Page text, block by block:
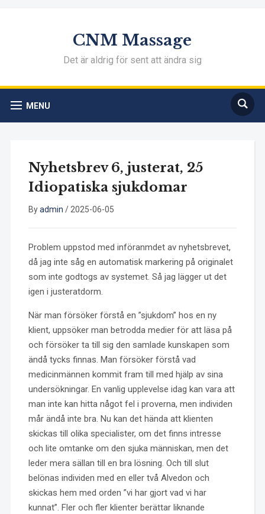
CNM Massage
Det är aldrig för sent att ändra sig
MENU
Nyhetsbrev 6, justerat, 25
Idiopatiska sjukdomar
Byadmin / 2025-06-05
Problem uppstod med införanmdet av nyhetsbrevet,
då jag inte såg en automatisk markering på originalet
som inte godtogs av systemet. Så jag lägger ut det
igen i justeratdorm.
När man försöker förstå en ”sjukdom” hos en ny
klient, uppsöker man betrodda medier för att läsa på
och försöker ta till sig den samlade kunskapen som
ändå tycks finnas. Man försöker förstå vad
medicinmännen kommit fram till med hjälp av sina
undersökningar. En vanlig upplevelse idag kan vara att
man inte kan hitta något fel i proverna, men individen
mår ändå inte bra. Nu kan det hända att klienten
skickas till olika specialister, om det finns intresse
och lite omtanke om den sjuka människan, men det
leder mera sällan till en bra lösning. Och till slut
belönas individen med en eller två Alvedon och
skickas hem med orden ”vi har gjort vad vi har
kunnat”. Fler och fler klienter berättar liknande